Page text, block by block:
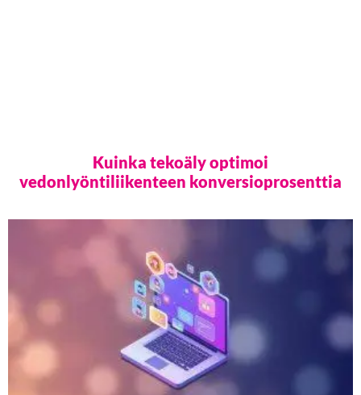
Kuinka tekoäly optimoi
vedonlyöntiliikenteen konversioprosenttia